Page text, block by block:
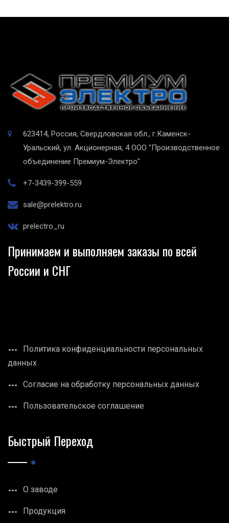
623414, Россия, Свердловская обл., г.Каменск-
Уральский, ул. Акционерная, 4 ООО "Производственное
объединение Премиум-Электро"
+7-3439-399-559
sale@prelektro.ru
prelectro_ru
Принимаем и выполняем заказы по всей
России и СНГ
Политика конфиденциальности персональных
данных
Согласие на обработку персональных данных
Пользовательское соглашение
Быстрый Переход
О заводе
Продукция